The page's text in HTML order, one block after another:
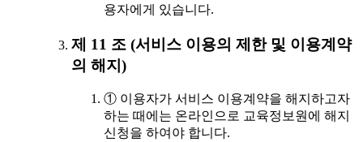
용자에게 있습니다.
제 11 조 (서비스 이용의 제한 및 이용계약
의 해지)
① 이용자가 서비스 이용계약을 해지하고자
하는 때에는 온라인으로 교육정보원에 해지
신청을 하여야 합니다.